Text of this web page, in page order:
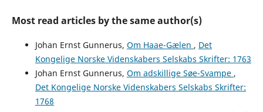
Most read articles by the same author(s)
Johan Ernst Gunnerus, Om Haae-Gælen , Det
Kongelige Norske Videnskabers Selskabs Skrifter: 1763
Johan Ernst Gunnerus, Om adskillige Søe-Svampe ,
Det Kongelige Norske Videnskabers Selskabs Skrifter:
1768